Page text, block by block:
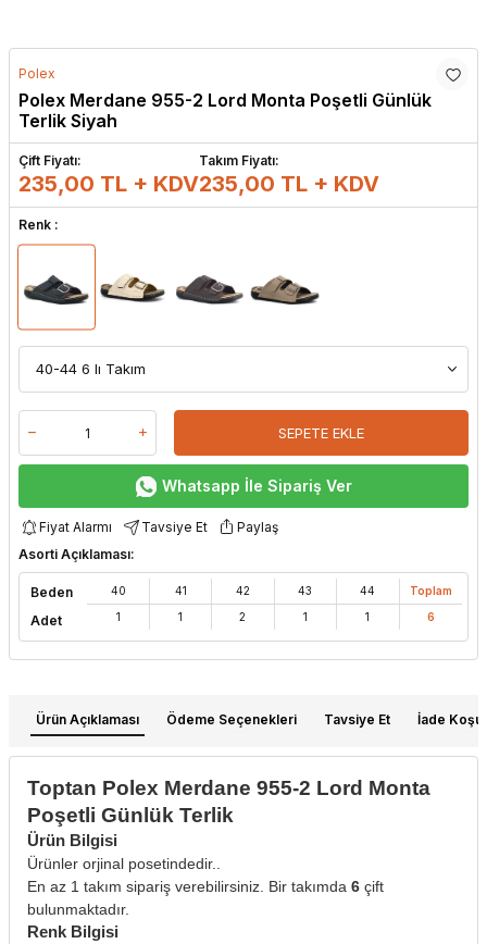
Polex
Polex Merdane 955-2 Lord Monta Poşetli Günlük
Terlik Siyah
Çift Fiyatı:
235,00 TL + KDV
Takım Fiyatı:
235,00 TL + KDV
Renk :
SEPETE EKLE
Whatsapp İle Sipariş Ver
Fiyat Alarmı Tavsiye Et
Paylaş
Asorti Açıklaması:
Beden
Adet
40
1
41
1
42
2
43
1
44
1
Toplam
6
Ürün Açıklaması Ödeme Seçenekleri Tavsiye Et İade
Toptan Polex Merdane 955-2 Lord Monta
Poşetli Günlük Terlik
Ürün Bilgisi
Ürünler orjinal posetindedir..
En az 1 takım sipariş verebilirsiniz. Bir takımda 6 çift
bulunmaktadır.
Renk Bilgisi